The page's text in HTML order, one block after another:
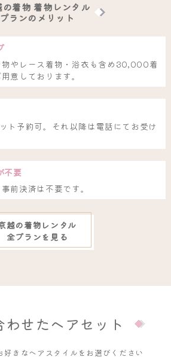
の着物 着物レンタル
プランのメリット
物やレース着物・浴衣も含め30,000着
意しております。
ト予約可。それ以降は電話にてお受け
不要
前決済は不要です。
越の着物レンタル
全プランを見る
わせたヘアセット
好きなヘアスタイルをお選びください